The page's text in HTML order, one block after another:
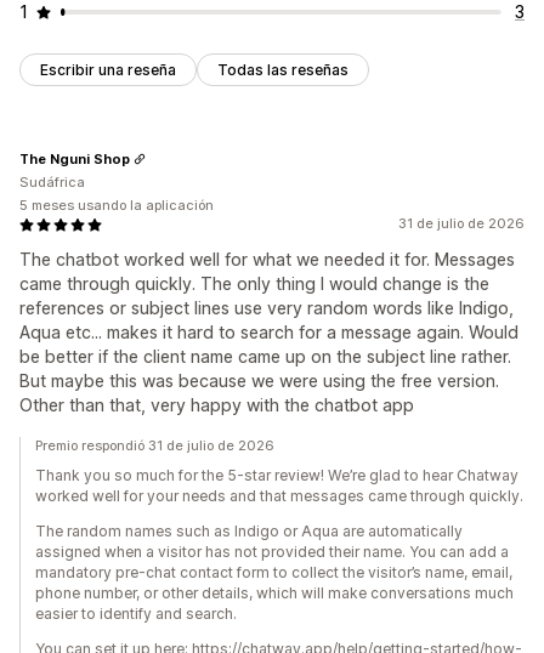
1
3
Escribir una reseña Todas las reseñas
31 de julio de 2026
The chatbot worked well for what we needed it for. Messages
came through quickly. The only thing I would change is the
references or subject lines use very random words like Indigo,
Aqua etc... makes it hard to search for a message again. Would
be better if the client name came up on the subject line rather.
But maybe this was because we were using the free version.
Other than that, very happy with the chatbot app
The Nguni Shop
Sudáfrica
5 meses usando la aplicación
Premio respondió 31 de julio de 2026
Thank you so much for the 5-star review! We’re glad to hear Chatway
worked well for your needs and that messages came through quickly.
The random names such as Indigo or Aqua are automatically
assigned when a visitor has not provided their name. You can add a
mandatory pre-chat contact form to collect the visitor’s name, email,
phone number, or other details, which will make conversations much
easier to identify and search.
You can set it up here: https://chatway.app/help/getting-started/how-